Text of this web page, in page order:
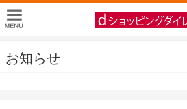
お知らせ